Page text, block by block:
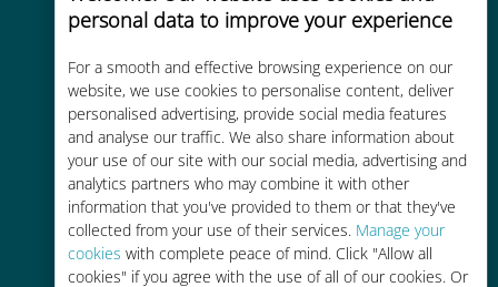
personal data to improve your experience
For a smooth and effective browsing experience on our
website, we use cookies to personalise content, deliver
personalised advertising, provide social media features
and analyse our traffic. We also share information about
your use of our site with our social media, advertising and
analytics partners who may combine it with other
information that you've provided to them or that they've
collected from your use of their services. Manage your
cookies with complete peace of mind. Click "Allow all
cookies" if you agree with the use of all of our cookies. Or
Kosteneffectief
Tot 90% goedkoper dan
roamingkosten bij je huidige
provider